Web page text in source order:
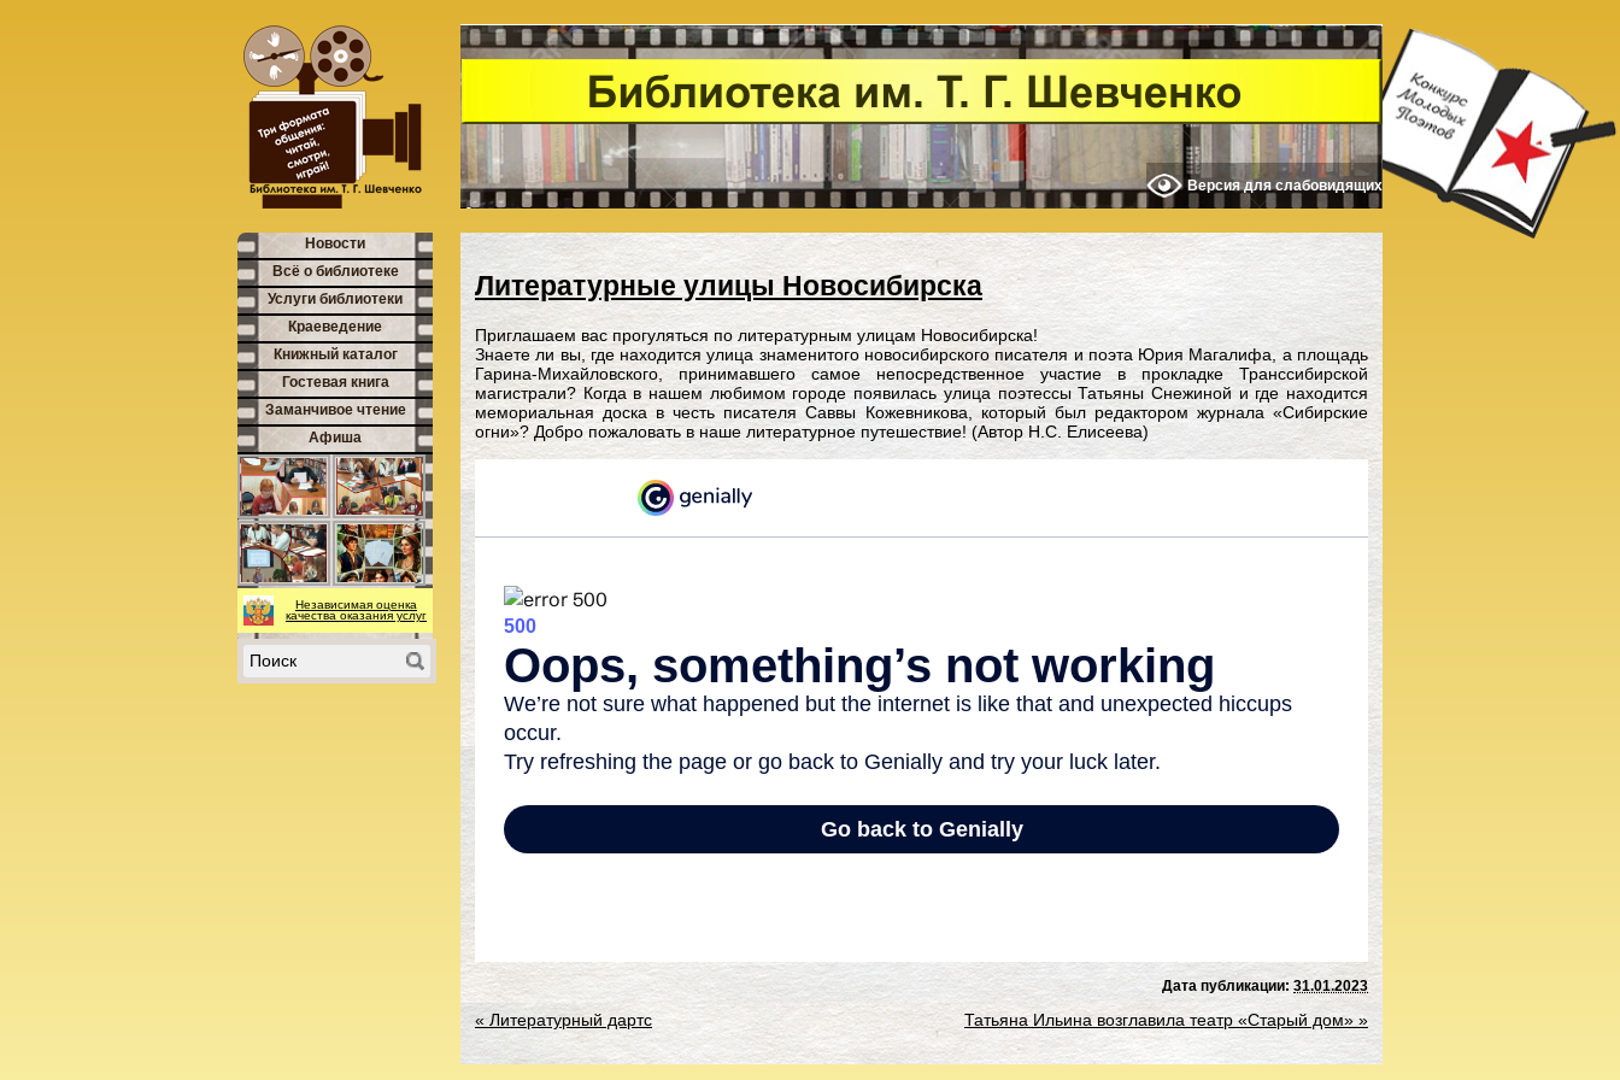
Версия для слабовидящих
Литературные улицы Новосибирска
Приглашаем вас прогуляться по литературным улицам Новосибирска!
Знаете ли вы, где находится улица знаменитого новосибирского писателя и поэта Юрия Магалифа, а площадь
Гарина-Михайловского, принимавшего самое непосредственное участие в прокладке Транссибирской
магистрали? Когда в нашем любимом городе появилась улица поэтессы Татьяны Снежиной и где находится
мемориальная доска в честь писателя Саввы Кожевникова, который был редактором журнала «Сибирские
огни»? Добро пожаловать в наше литературное путешествие! (Автор Н.С. Елисеева)
Дата публикации: 31.01.2023
«Литературный дартс Татьяна Ильина возглавила театр «Старый дом» »
Новости
Всё о библиотеке
Услуги библиотеки
Краеведение
Книжный каталог
Гостевая книга
Заманчивое чтение
Афиша
Независимая оценка
качества оказания услуг